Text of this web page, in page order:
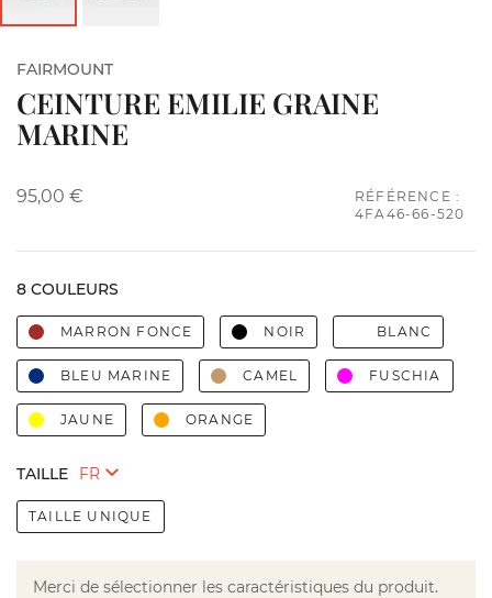
FAIRMOUNT
CEINTURE EMILIE GRAINE
MARINE
95,00 €
RÉFÉRENCE :
4FA46-66-520
8 COULEURS
MARRON FONCE NOIR BLANC
BLEU MARINE CAMEL FUSCHIA
JAUNE ORANGE
TAILLE
TAILLE UNIQUE
Merci de sélectionner les caractéristiques du produit.